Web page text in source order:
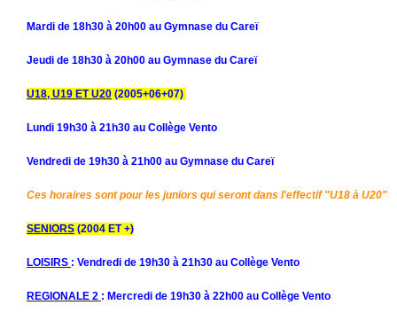
Mardi de 18h30 à 20h00 au Gymnase du Careï
Jeudi de 18h30 à 20h00 au Gymnase du Careï
U18, U19 ET U20 (2005+06+07)
Lundi 19h30 à 21h30 au Collège Vento
Vendredi de 19h30 à 21h00 au Gymnase du Careï
Ces horaires sont pour les juniors qui seront dans l'effectif "U18 à U20"
SENIORS (2004 ET +)
LOISIRS : Vendredi de 19h30 à 21h30 au Collège Vento
REGIONALE 2 : Mercredi de 19h30 à 22h00 au Collège Vento